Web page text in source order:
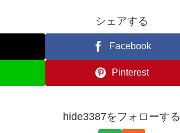
シェアする
Facebook
Pinterest
hide3387をフォローする